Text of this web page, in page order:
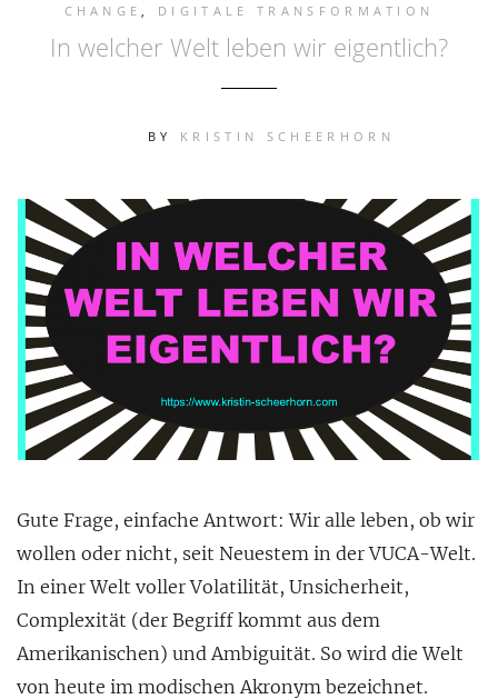
CHANGE DIGITALE TRANSFORMATION
In welcher Welt leben wir eigentlich?
BY KRISTIN SCHEERHORN
Gute Frage, einfache Antwort: Wir alle leben, ob wir
wollen oder nicht, seit Neuestem in der VUCA-Welt.
In einer Welt voller Volatilität, Unsicherheit,
Complexität (der Begriff kommt aus dem
Amerikanischen) und Ambiguität. So wird die Welt
von heute im modischen Akronym bezeichnet.